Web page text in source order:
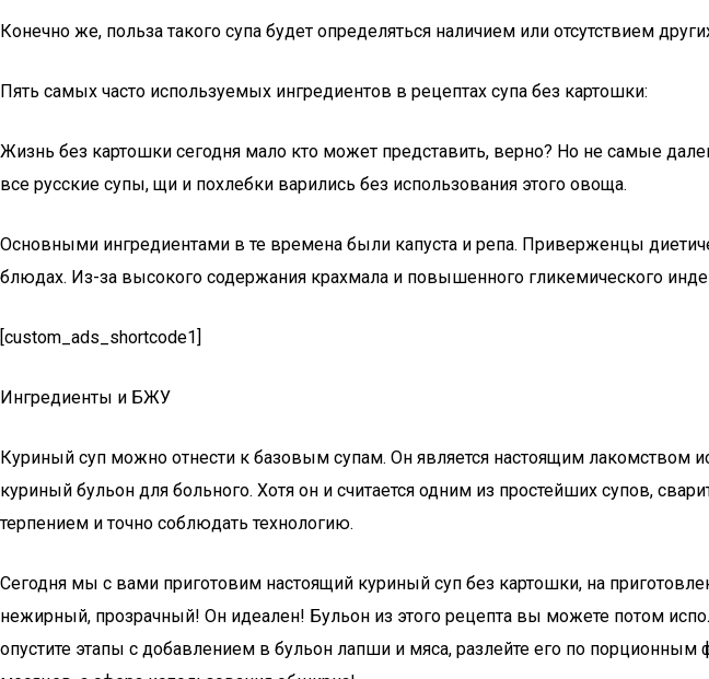
Конечно же, польза такого супа будет определяться наличием или отсутствием
Пять самых часто используемых ингредиентов в рецептах супа без картошки:
Жизнь без картошки сегодня мало кто может представить, верно? Но не самые
все русские супы, щи и похлебки варились без использования этого овоща.
Основными ингредиентами в те времена были капуста и репа. Приверженцы
блюдах. Из-за высокого содержания крахмала и повышенного гликемического
[custom_ads_shortcode1]
Ингредиенты и БЖУ
Куриный суп можно отнести к базовым супам. Он является настоящим лакомством
куриный бульон для больного. Хотя он и считается одним из простейших супов,
терпением и точно соблюдать технологию.
Сегодня мы с вами приготовим настоящий куриный суп без картошки, на
нежирный, прозрачный! Он идеален! Бульон из этого рецепта вы можете потом
опустите этапы с добавлением в бульон лапши и мяса, разлейте его по